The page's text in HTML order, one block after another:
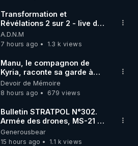
Transformation et
Révélations 2 sur 2 - live du
07/08/26
A.D.N.M
7 hours ago
1.3 k views
Manu, le compagnon de
Kyria, raconte sa garde à
vue musclée. PARTAGEZ!
Devoir de Mémoire
8 hours ago
679 views
Bulletin STRATPOL N°302.
Armée des drones, MS-21 en
série, missiles coréens.
07.08.2026.
Generousbear
15 hours ago
1.1 k views